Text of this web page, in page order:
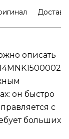
описать
он быстро
с
больших